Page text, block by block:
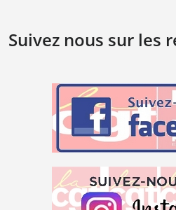
Suivez nous sur les